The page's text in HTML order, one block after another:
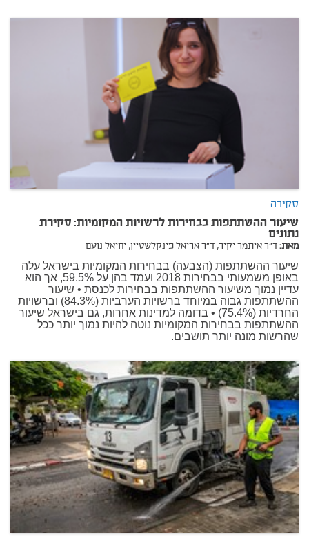
סקירה
שיעור ההשתתפות בבחירות לרשויות המקומיות: סקירת
נתונים
מאת:ד"ר איתמר יקיר,ד"ר אריאל פינקלשטיין,יחיאל נועם
שיעור ההשתתפות (הצבעה) בבחירות המקומיות בישראל עלה
באופן משמעותי בבחירות 2018 ועמד בהן על 59.5%, אך הוא
עדיין נמוך משיעור ההשתתפות בבחירות לכנסת • שיעור
ההשתתפות גבוה במיוחד ברשויות הערביות (84.3%) וברשויות
החרדיות (75.4%) • בדומה למדינות אחרות, גם בישראל שיעור
ההשתתפות בבחירות המקומיות נוטה להיות נמוך יותר ככל
שהרשות מונה יותר תושבים.